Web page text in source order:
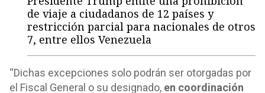
de viaje a ciudadanos de 12 países y
restricción parcial para nacionales de otros
7, entre ellos Venezuela
“Dichas excepciones solo podrán ser otorgadas por
el Fiscal General o su designado, en coordinación